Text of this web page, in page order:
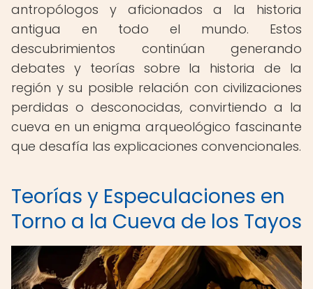
antropólogos y aficionados a la historia
antigua en todo el mundo. Estos
descubrimientos continúan generando
debates y teorías sobre la historia de la
región y su posible relación con civilizaciones
perdidas o desconocidas, convirtiendo a la
cueva en un enigma arqueológico fascinante
que desafía las explicaciones convencionales.
Teorías y Especulaciones en
Torno a la Cueva de los Tayos